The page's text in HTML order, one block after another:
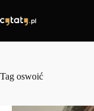
treści
Tag oswoić